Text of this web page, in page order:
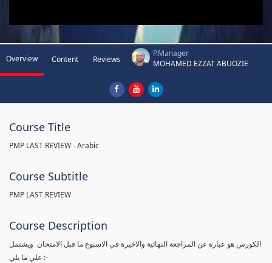
Overview Content Reviews
P.Manager
MOHAMED EZZAT ABUOZIE
Course Title
PMP LAST REVIEW - Arabic
Course Subtitle
PMP LAST REVIEW
Course Description
الكورس هو عبارة عن المراجعة النهائية والاخيرة في الاسبوع ما قبل الامتحان ويشتمل
علي ما يلي :-